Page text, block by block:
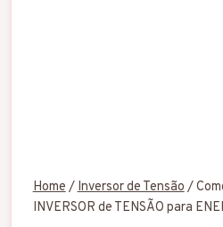
Home/Inversor de Tensão/
INVERSOR de TENSÃO para